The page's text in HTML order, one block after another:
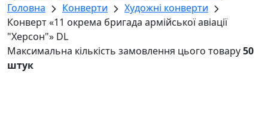
Головна
Конверти
Художні конверти
Конверт «11 окрема бригада армійської авіації
"Херсон"» DL
Максимальна кількість замовлення цього товару50
штук